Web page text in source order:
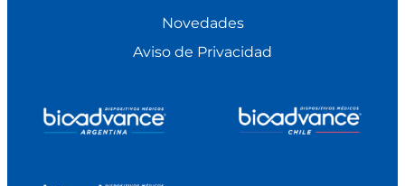
Novedades
Aviso de Privacidad